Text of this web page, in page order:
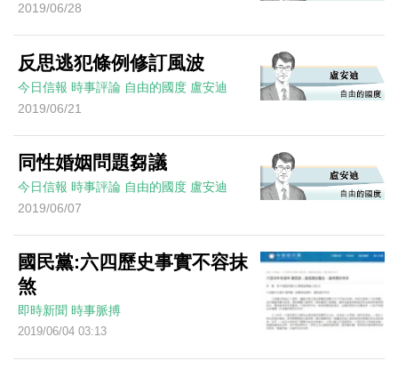
2019/06/28
反思逃犯條例修訂風波
今日信報 時事評論 自由的國度 盧安迪
2019/06/21
同性婚姻問題芻議
今日信報 時事評論 自由的國度 盧安迪
2019/06/07
國民黨:六四歷史事實不容抹
煞
即時新聞 時事脈搏
2019/06/04 03:13